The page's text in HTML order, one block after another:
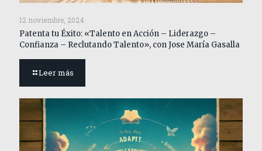
12 noviembre, 2024
Patenta tu Éxito: «Talento en Acción – Liderazgo –
Confianza – Reclutando Talento», con Jose María Gasalla
Leer más